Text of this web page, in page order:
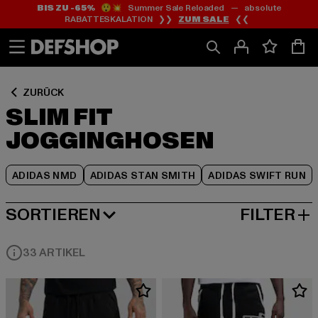
Zum
Inhalt
springen
Zum
Fußzeile
springen
BIS ZU -65%😲💥 Summer Sale Reloaded — absolute
RABATTESKALATION ❯❯ ZUM SALE ❮❮
ZURÜCK
SLIM FIT
JOGGINGHOSEN
ADIDAS NMD ADIDAS STAN SMITH ADIDAS SWIFT RUN
Zum
Produktraster
springen
SORTIEREN
BELIEBTESTE FILTER
33 ARTIKEL